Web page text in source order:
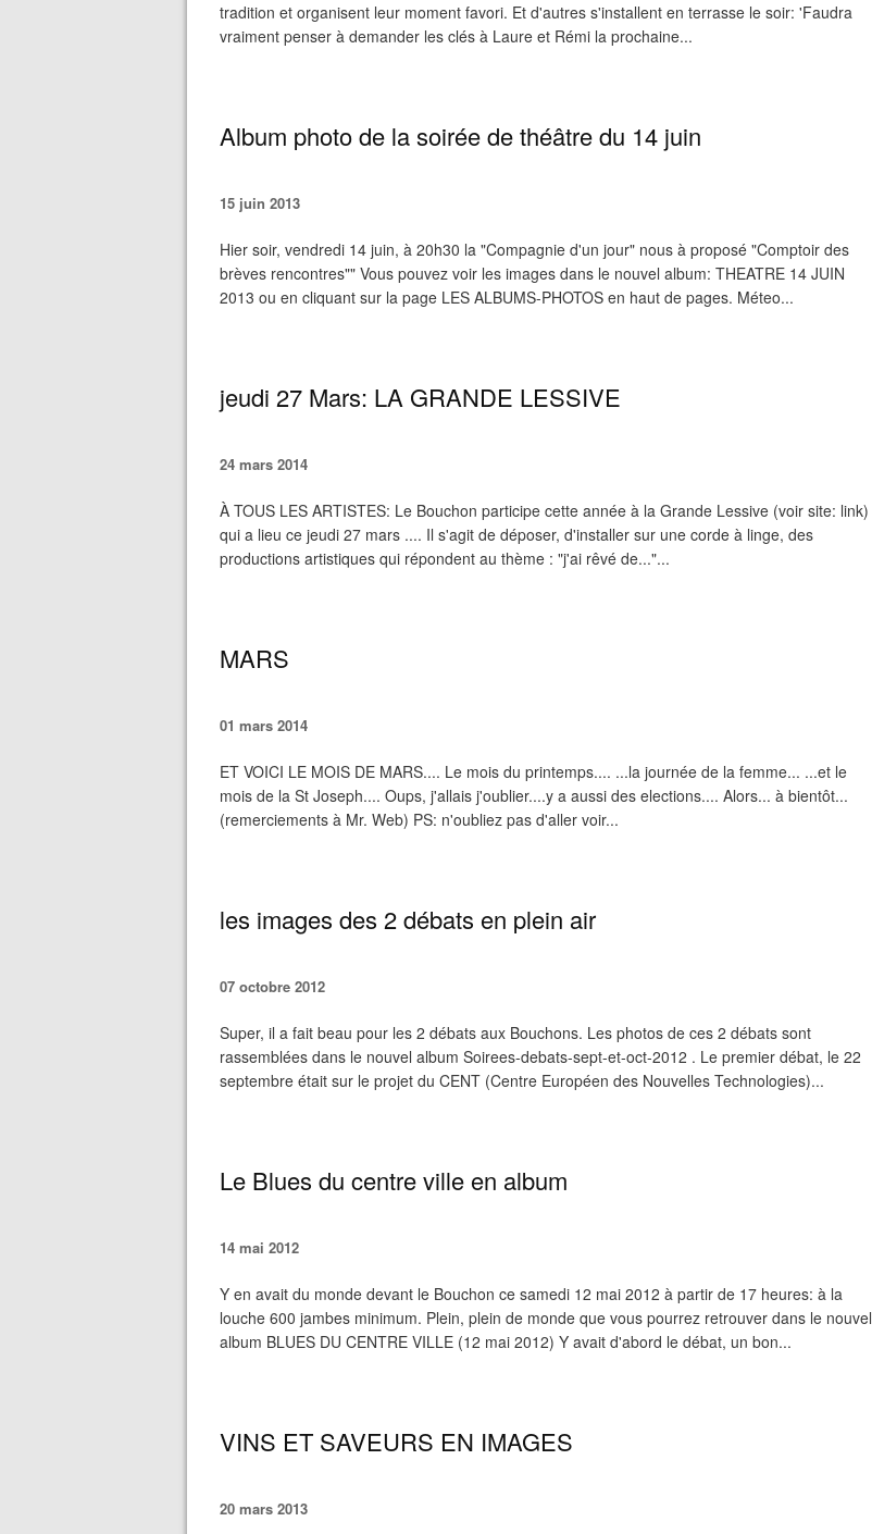
tradition et organisent leur moment favori. Et d'autres s'installent en terrasse le soir: 'Faudra
vraiment penser à demander les clés à Laure et Rémi la prochaine...
Album photo de la soirée de théâtre du 14 juin
15 juin 2013
Hier soir, vendredi 14 juin, à 20h30 la "Compagnie d'un jour" nous à proposé "Comptoir des
brèves rencontres"" Vous pouvez voir les images dans le nouvel album: THEATRE 14 JUIN
2013 ou en cliquant sur la page LES ALBUMS-PHOTOS en haut de pages. Méteo...
jeudi 27 Mars: LA GRANDE LESSIVE
24 mars 2014
À TOUS LES ARTISTES: Le Bouchon participe cette année à la Grande Lessive (voir site: link)
qui a lieu ce jeudi 27 mars .... Il s'agit de déposer, d'installer sur une corde à linge, des
productions artistiques qui répondent au thème : "j'ai rêvé de..."...
MARS
01 mars 2014
ET VOICI LE MOIS DE MARS.... Le mois du printemps.... ...la journée de la femme... ...et le
mois de la St Joseph.... Oups, j'allais j'oublier....y a aussi des elections.... Alors... à bientôt...
(remerciements à Mr. Web) PS: n'oubliez pas d'aller voir...
les images des 2 débats en plein air
07 octobre 2012
Super, il a fait beau pour les 2 débats aux Bouchons. Les photos de ces 2 débats sont
rassemblées dans le nouvel album Soirees-debats-sept-et-oct-2012 . Le premier débat, le 22
septembre était sur le projet du CENT (Centre Européen des Nouvelles Technologies)...
Le Blues du centre ville en album
14 mai 2012
Y en avait du monde devant le Bouchon ce samedi 12 mai 2012 à partir de 17 heures: à la
louche 600 jambes minimum. Plein, plein de monde que vous pourrez retrouver dans le nouvel
album BLUES DU CENTRE VILLE (12 mai 2012) Y avait d'abord le débat, un bon...
VINS ET SAVEURS EN IMAGES
20 mars 2013